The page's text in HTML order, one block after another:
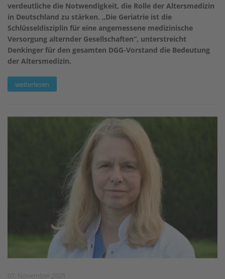
verdeutliche die Notwendigkeit, die Rolle der Altersmedizin
in Deutschland zu stärken. „Die Geriatrie ist die
Schlüsseldisziplin für eine angemessene medizinische
Versorgung alternder Gesellschaften“, unterstreicht
Denkinger für den gesamten DGG-Vorstand die Bedeutung
der Altersmedizin.
weiterlesen